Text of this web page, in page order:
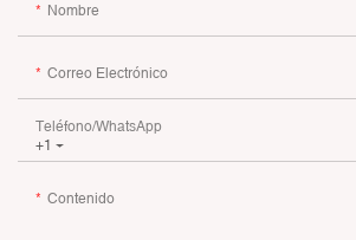
Nombre
Correo Electrónico
+1
Teléfono/WhatsApp
Contenido